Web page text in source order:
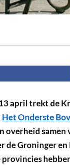
april trekt de
Het Onderste
overheid
de Groninger